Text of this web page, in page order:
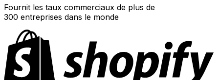
Fournit les taux commerciaux de plus de
300 entreprises dans le monde